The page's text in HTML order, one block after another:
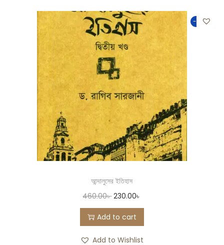
-50%
আন্দালুসের ইতিহাস
460.00৳ 230.00৳
Add to cart
Add to Wishlist